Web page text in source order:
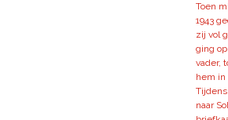
Toen
1943
zij vol
ging
vader,
hem
Tijdens
naar